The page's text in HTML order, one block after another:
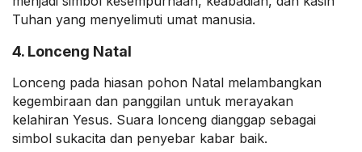
Tuhan yang menyelimuti umat manusia.
4. Lonceng Natal
Lonceng pada hiasan pohon Natal melambangkan
kegembiraan dan panggilan untuk merayakan
kelahiran Yesus. Suara lonceng dianggap sebagai
simbol sukacita dan penyebar kabar baik.